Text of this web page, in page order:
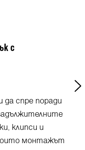
с
да спре поради
клипси и
монтажът